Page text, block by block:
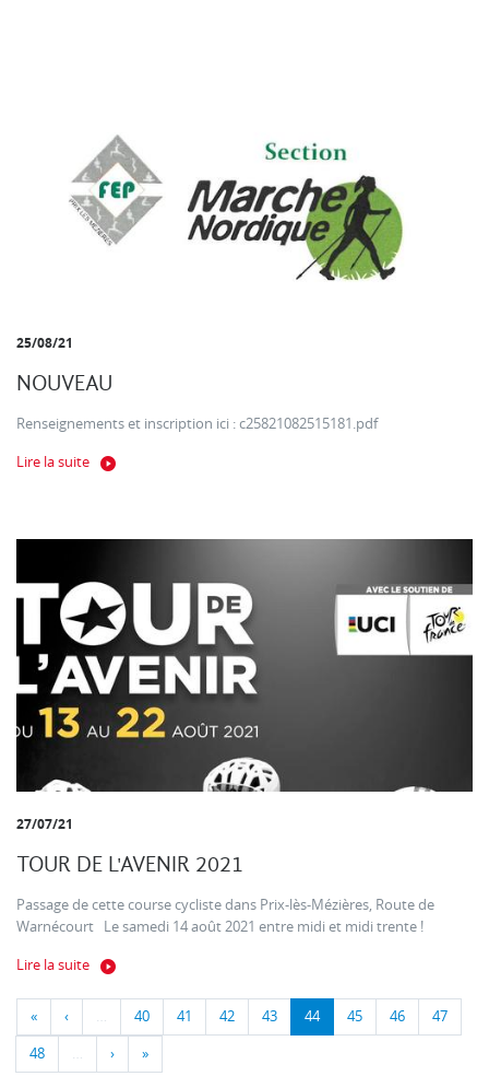
25/08/21
NOUVEAU
Renseignements et inscription ici : c25821082515181.pdf
Lire la suite
27/07/21
TOUR DE L'AVENIR 2021
Passage de cette course cycliste dans Prix-lès-Mézières, Route de
Warnécourt Le samedi 14 août 2021 entre midi et midi trente !
Lire la suite
« ‹ … 40 41 42 43 44 45 46 47
48 … › »